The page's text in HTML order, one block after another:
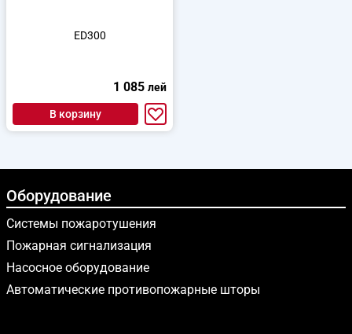
ED300
1 085 лей
В корзину
Оборудование
Системы пожаротушения
Пожарная сигнализация
Насосное оборудование
Автоматические противопожарные шторы